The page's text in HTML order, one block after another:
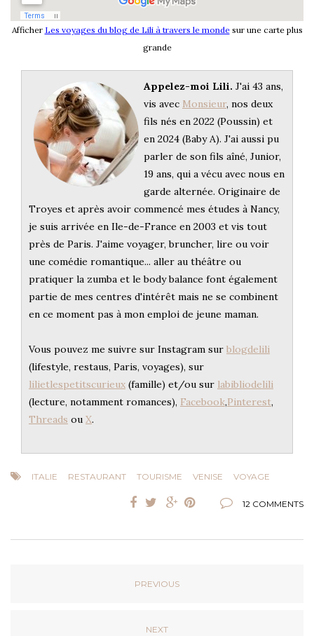
Afficher Les voyages du blog de Lili à travers le mondesur une carte plus
grande
Appelez-moi Lili. J'ai 43 ans,
vis avec Monsieur, nos deux
fils nés en 2022 (Poussin) et
en 2024 (Baby A). J'ai aussi pu
parler de son fils aîné, Junior,
19 ans, qui a vécu avec nous en
garde alternée. Originaire de
Troyes et après avoir commencé mes études à Nancy,
je suis arrivée en Ile-de-France en 2003 et vis tout
près de Paris. J'aime voyager, bruncher, lire ou voir
une comédie romantique... aller au théâtre ou
pratiquer la zumba et le body balance font également
partie de mes centres d'intérêt mais ne se combinent
en ce moment pas à mon emploi de jeune maman.
Vous pouvez me suivre sur Instagram sur blogdelili
(lifestyle, restaus, Paris, voyages), sur
lilietlespetitscurieux (famille) et/ou sur labibliodelili
(lecture, notamment romances), Facebook,Pinterest,
Threads ou X.
ITALIE RESTAURANT TOURISME VENISE VOYAGE
12 COMMENTS
PREVIOUS
NEXT